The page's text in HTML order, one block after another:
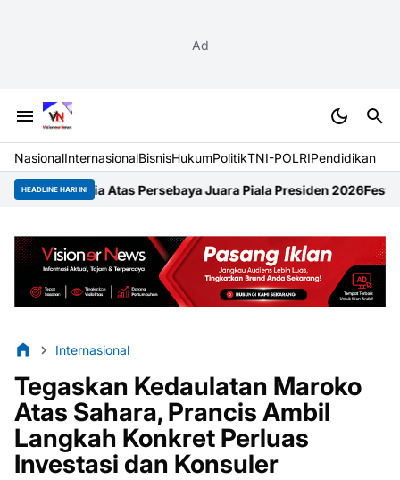
Ad
NasionalInternasionalBisnisHukumPolitikTNI-POLRIPendidikan
HEADLINE HARI INI
Persebaya Juara Piala Presiden 2026Festival Raimuti 2026
Internasional
Tegaskan Kedaulatan Maroko
Atas Sahara, Prancis Ambil
Langkah Konkret Perluas
Investasi dan Konsuler